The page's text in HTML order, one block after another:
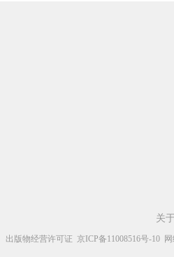
关
出版物经营许可证 京ICP备11008516号-10